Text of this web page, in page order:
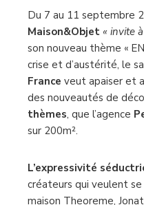
Du 7 au 11 septembre
Maison&Objet « invite
son nouveau thème «
crise et d’austérité, le
France veut apaiser et
des nouveautés de
thèmes, que l’agence
sur 200m².
L’expressivité
créateurs qui veulent
maison Theoreme,